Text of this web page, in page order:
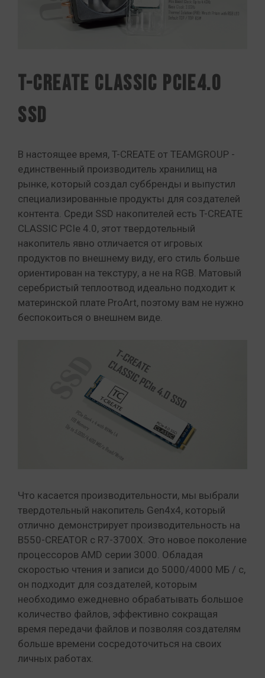
T-CREATE CLASSIC PCIe4.0
SSD
В настоящее время, T-CREATE от TEAMGROUP -
единственный производитель хранилищ на
рынке, который создал суббренды и выпустил
специализированные продукты для создателей
контента. Среди SSD накопителей есть T-CREATE
CLASSIC PCIe 4.0, этот твердотельный
накопитель явно отличается от игровых
продуктов по внешнему виду, его стиль больше
ориентирован на текстуру, а не на RGB. Матовый
серебристый теплоотвод идеально подходит к
материнской плате ProArt, поэтому вам не нужно
беспокоиться о внешнем виде.
Что касается производительности, мы выбрали
твердотельный накопитель Gen4x4, который
отлично демонстрирует производительность на
B550-CREATOR с R7-3700X. Это новое поколение
процессоров AMD серии 3000. Обладая
скоростью чтения и записи до 5000/4000 МБ / с,
он подходит для создателей, которым
необходимо ежедневно обрабатывать большое
количество файлов, эффективно сокращая
время передачи файлов и позволяя создателям
больше времени сосредоточиться на своих
личных работах.